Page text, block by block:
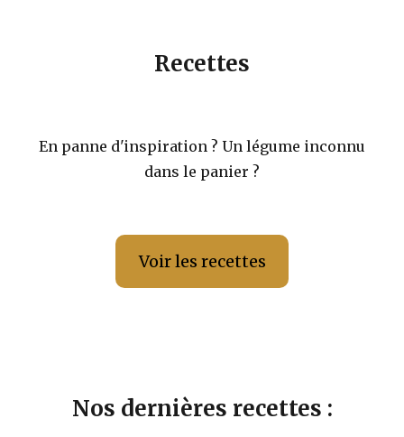
Recettes
En panne d'inspiration ? Un légume inconnu
dans le panier ?
Voir les recettes
Nos dernières recettes :